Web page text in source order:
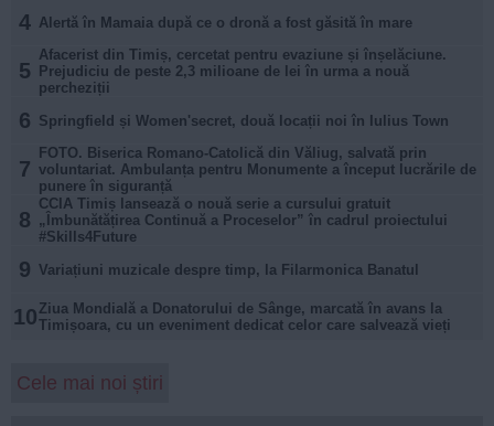
4 Alertă în Mamaia după ce o dronă a fost găsită în mare
5
Afacerist din Timiș, cercetat pentru evaziune și înșelăciune.
Prejudiciu de peste 2,3 milioane de lei în urma a nouă
percheziții
6 Springfield și Women'secret, două locații noi în Iulius Town
7
FOTO. Biserica Romano-Catolică din Văliug, salvată prin
voluntariat. Ambulanța pentru Monumente a început lucrările de
punere în siguranță
8
CCIA Timiș lansează o nouă serie a cursului gratuit
„Îmbunătățirea Continuă a Proceselor” în cadrul proiectului
#Skills4Future
9 Variațiuni muzicale despre timp, la Filarmonica Banatul
10 Ziua Mondială a Donatorului de Sânge, marcată în avans la
Timișoara, cu un eveniment dedicat celor care salvează vieți
Cele mai noi știri